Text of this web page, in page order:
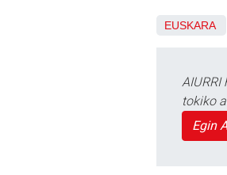
EUSKARA
tokiko
Egin